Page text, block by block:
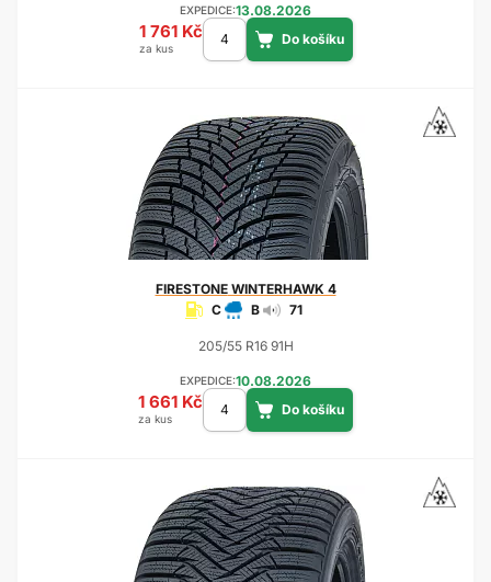
EXPEDICE:13.08.2026
1 761 Kč
za kus
FIRESTONEWINTERHAWK 4
C
B 71
205/55 R16 91H
EXPEDICE:10.08.2026
1 661 Kč
za kus